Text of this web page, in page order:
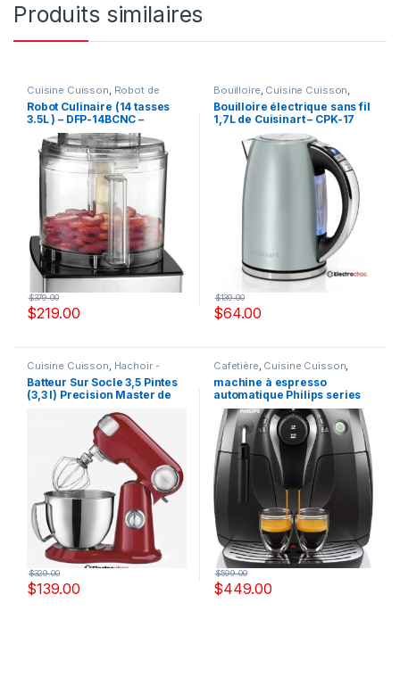
Produits similaires
Cuisine Cuisson, Robot de
cuisine,Robot multifonction
Robot Culinaire (14 tasses
3.5L ) – DFP-14BCNC –
Cuisinart – Argent
$219.00
$379.00
Bouilloire, Cuisine Cuisson,
Petit déjeuner
Bouilloire électrique sans fil
1,7L de Cuisinart – CPK-17
$64.00
$139.00
Cuisine Cuisson, Hachoir -
Mixeur - Batteur Robot de
cuisine
Batteur Sur Socle 3,5 Pintes
(3,3 l) Precision Master de
$139.00
$329.00
Cafetière, Cuisine Cuisson,
Expresso
machine à espresso
automatique Philips series
2000 – HD8651/14 recertifié
$449.00
$599.00